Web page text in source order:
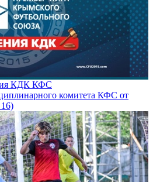
КДК КФС
комитета КФС от